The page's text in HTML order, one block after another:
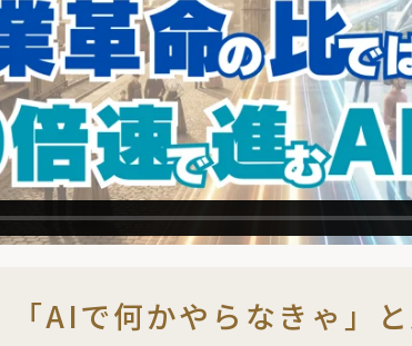
「AIで何かやらなきゃ」と